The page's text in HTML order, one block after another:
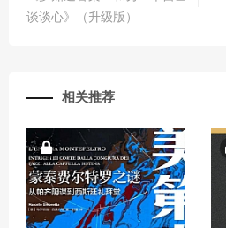
谈谈心》（升级版）
相关推荐